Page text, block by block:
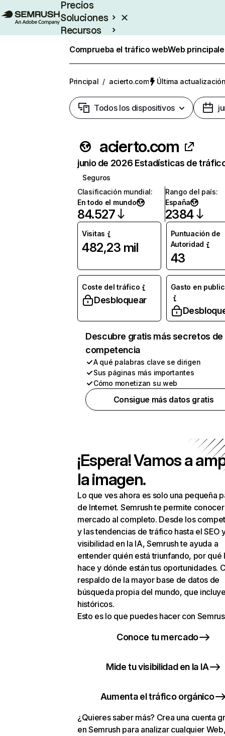
Precios
Soluciones
Recursos
Comprueba el tráfico webWeb
Principal / acierto.com Última
Todos los dispositivos
acierto.com
junio de 2026 Estadísticas de
Seguros
Clasificación mundial:
En todo el mundo
84.527
Rango del país:
España
2384
Visitas
482,23 mil
Puntuación de
Autoridad
43
Coste del tráfico
Desbloquear
Gasto en
Descubre gratis más secretos de
competencia
A qué palabras clave se dirigen
Sus páginas más importantes
Cómo monetizan su web
Consigue más datos gratis
¡Espera! Vamos a
la imagen.
Lo que ves ahora es solo una pequeña
de Internet. Semrush te permite
mercado al completo. Desde los
y las tendencias de tráfico hasta el SEO
visibilidad en la IA, Semrush te ayuda a
entender quién está triunfando, por qué
hace y dónde están tus oportunidades.
respaldo de la mayor base de datos de
búsqueda propia del mundo, que
históricos.
Esto es lo que puedes hacer con
Conoce tu mercado
Mide tu visibilidad en la IA
Aumenta el tráfico orgánico
¿Quieres saber más? Crea una cuenta
en Semrush para analizar cualquier